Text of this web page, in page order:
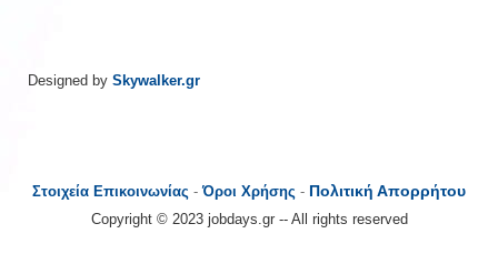
Designed by Skywalker.gr
Στοιχεία Επικοινωνίας -Όροι Χρήσης - Πολιτική Απορρήτου
Copyright © 2023 jobdays.gr -- All rights reserved